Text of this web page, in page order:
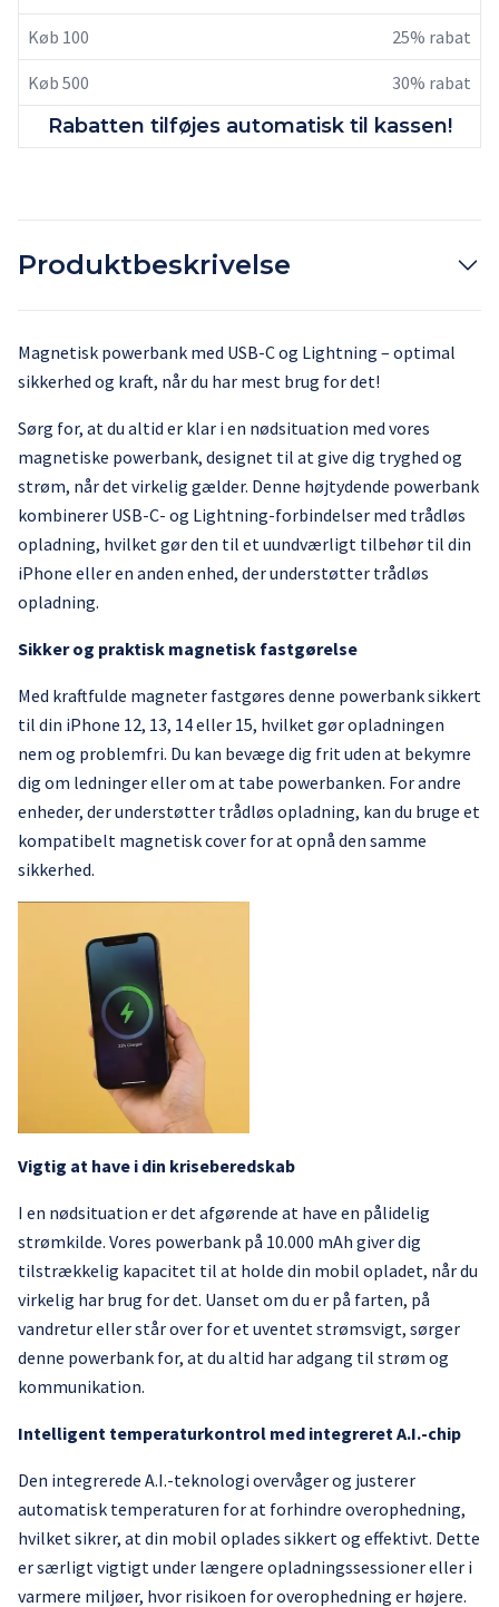
Køb 100 25% rabat
Køb 500 30% rabat
Rabatten tilføjes automatisk til kassen!
Produktbeskrivelse
Magnetisk powerbank med USB-C og Lightning – optimal
sikkerhed og kraft, når du har mest brug for det!
Sørg for, at du altid er klar i en nødsituation med vores
magnetiske powerbank, designet til at give dig tryghed og
strøm, når det virkelig gælder. Denne højtydende powerbank
kombinerer USB-C- og Lightning-forbindelser med trådløs
opladning, hvilket gør den til et uundværligt tilbehør til din
iPhone eller en anden enhed, der understøtter trådløs
opladning.
Sikker og praktisk magnetisk fastgørelse
Med kraftfulde magneter fastgøres denne powerbank sikkert
til din iPhone 12, 13, 14 eller 15, hvilket gør opladningen
nem og problemfri. Du kan bevæge dig frit uden at bekymre
dig om ledninger eller om at tabe powerbanken. For andre
enheder, der understøtter trådløs opladning, kan du bruge et
kompatibelt magnetisk cover for at opnå den samme
sikkerhed.
Vigtig at have i din kriseberedskab
I en nødsituation er det afgørende at have en pålidelig
strømkilde. Vores powerbank på 10.000 mAh giver dig
tilstrækkelig kapacitet til at holde din mobil opladet, når du
virkelig har brug for det. Uanset om du er på farten, på
vandretur eller står over for et uventet strømsvigt, sørger
denne powerbank for, at du altid har adgang til strøm og
kommunikation.
Intelligent temperaturkontrol med integreret A.I.-chip
Den integrerede A.I.-teknologi overvåger og justerer
automatisk temperaturen for at forhindre overophedning,
hvilket sikrer, at din mobil oplades sikkert og effektivt. Dette
er særligt vigtigt under længere opladningssessioner eller i
varmere miljøer, hvor risikoen for overophedning er højere.